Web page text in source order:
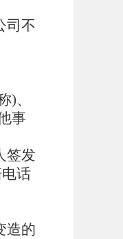
司不
)、
事
签发
话
造的